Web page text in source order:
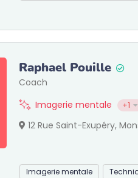
Raphael Pouille
Coach
Imagerie mentale
+1
12 Rue Saint-Exupéry,
Imagerie mentale